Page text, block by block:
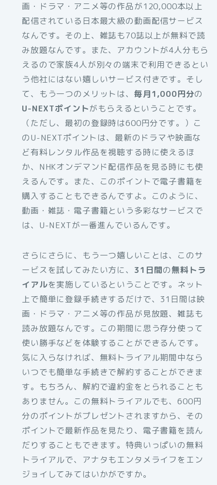
画・ドラマ・アニメ等の作品が120,000本以上
配信されている日本最大級の動画配信サービス
なんです。その上、雑誌も70誌以上が無料で読
み放題なんです。また、アカウントが4人分もら
えるので家族4人が別々の端末で利用できるとい
う他社にはない嬉しいサービス付きです。そし
て、もう一つのメリットは、 毎月1,000円分の
U-NEXTポイントがもらえるということです。
（ただし、最初の登録時は600円分です。）こ
のU-NEXTポイントは、最新のドラマや映画な
ど有料レンタル作品を視聴する時に使えるほ
か、NHKオンデマンド配信作品を見る時にも使
えるんです。また、このポイントで電子書籍を
購入することもできるんですよ。このように、
動画・雑誌・電子書籍という多彩なサービスで
は、U-NEXTが一番進んでいるんです。
さらにさらに、もう一つ嬉しいことは、このサ
ービスを試してみたい方に、 31日間の無料トラ
イアルを実施しているということです。ネット
上で簡単に登録手続きするだけで、31日間は映
画・ドラマ・アニメ等の作品が見放題、雑誌も
読み放題なんです。この期間に思う存分使って
使い勝手などを体験することができるんです。
気に入らなければ、無料トライアル期間中なら
いつでも簡単な手続きで解約することができま
す。もちろん、解約で違約金をとられることも
ありません。この無料トライアルでも、600円
分のポイントがプレゼントされますから、その
ポイントで最新作品を見たり、電子書籍を読ん
だりすることもできます。特典いっぱいの無料
トライアルで、アナタもエンタメライフをエン
ジョイしてみてはいかがですか。